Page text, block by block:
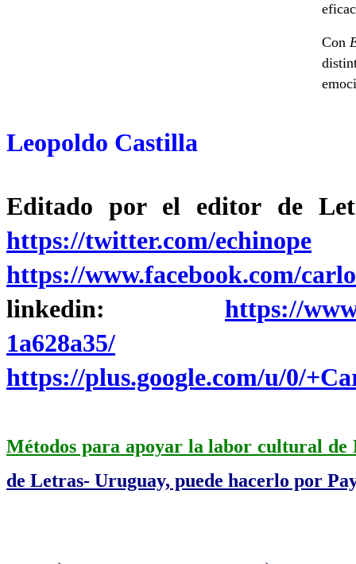
Con
Leopoldo Castilla
Editado por el editor de
https://twitter.com/echinope
https://www.facebook.com/
linkedin: https://
1a628a35/
https://plus.google.com/u/0/
Métodos para apoyar la labor cultural de
de Letras- Uruguay, puede hacerlo por